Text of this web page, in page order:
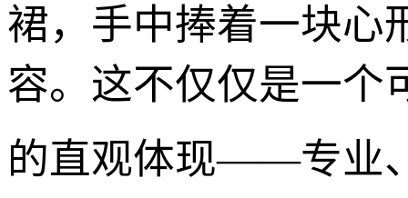
裙，手中捧着一块心
容。这不仅仅是一个
的直观体现——专业